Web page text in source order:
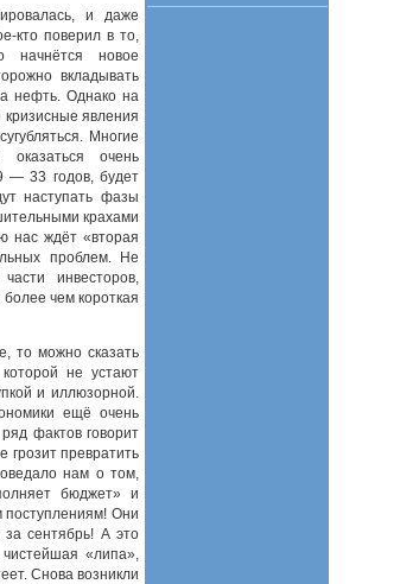
и даже
кто поверил в то,
начнётся новое
вкладывать
нефть. Однако на
явления
Многие
очень
— 33 годов, будет
наступать фазы
крахами
нас ждёт «вторая
проблем. Не
инвесторов,
чем короткая
то можно сказать
не устают
и иллюзорной.
ещё очень
фактов говорит
грозит превратить
нам о том,
бюджет» и
Они
за сентябрь! А это
«липа»,
Снова возникли